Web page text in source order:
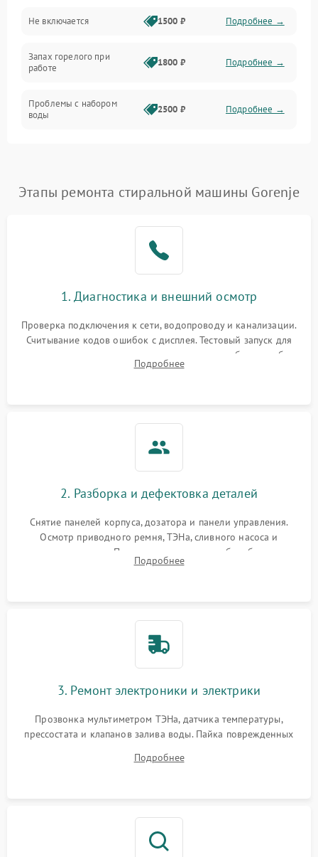
Не включается 1500 ₽ Подробнее →
Запах горелого при
работе
1800 ₽ Подробнее →
Проблемы с набором
воды
2500 ₽ Подробнее →
Подробнее →
Этапы ремонта стиральной машины Gorenje
1. Диагностика и внешний осмотр
Проверка подключения к сети, водопроводу и канализации.
Считывание кодов ошибок с дисплея. Тестовый запуск для
выявления посторонних шумов, протечек или сбоев в работе
электронного модуля управления.
Подробнее
2. Разборка и дефектовка деталей
Снятие панелей корпуса, дозатора и панели управления.
Осмотр приводного ремня, ТЭНа, сливного насоса и
амортизаторов. Проверка подшипников барабана и
крестовины на износ, а манжеты люка на разрывы.
Подробнее
3. Ремонт электроники и электрики
Прозвонка мультиметром ТЭНа, датчика температуры,
прессостата и клапанов залива воды. Пайка поврежденных
Восстановление целостности проводки и контактов.
Подробнее